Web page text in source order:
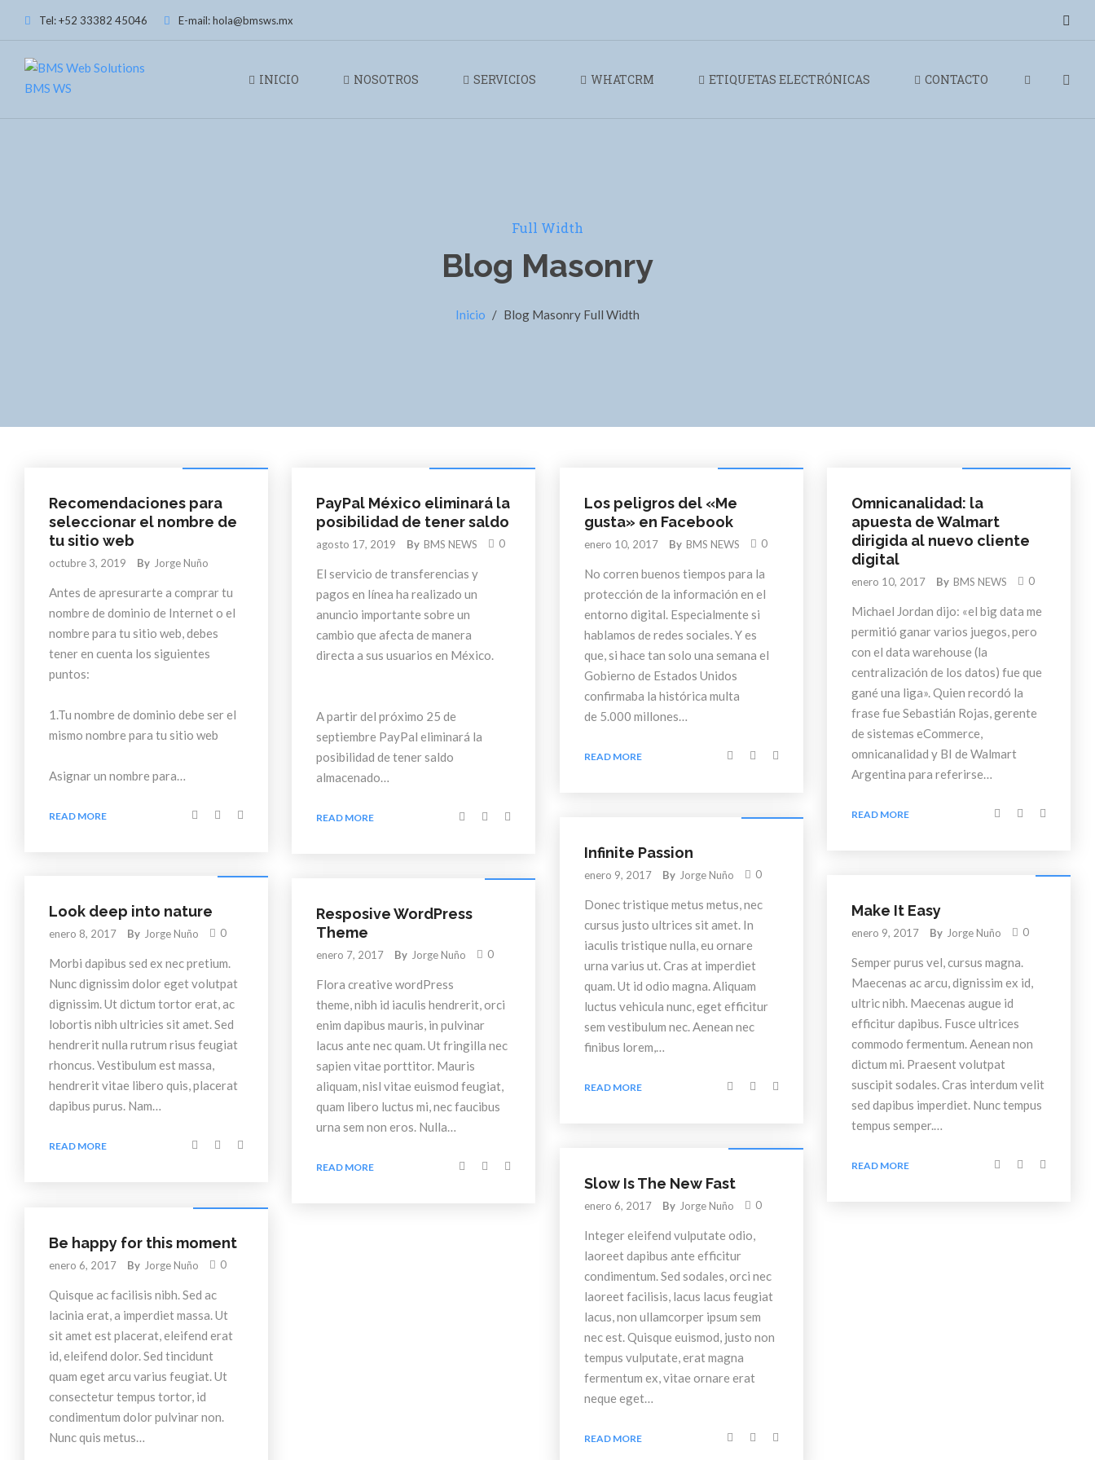
Tel: +52 33382 45046 E-mail: hola@bmsws.mx
INICIO NOSOTROS SERVICIOS WHATCRM ETIQUETAS ELECTRÓNICAS CONTACTO
Full Width
Blog Masonry
Inicio / Blog Masonry Full Width
Recomendaciones para
seleccionar el nombre de
tu sitio web
octubre 3, 2019 By Jorge Nuño
Antes de apresurarte a comprar tu
nombre de dominio de Internet o el
nombre para tu sitio web, debes
tener en cuenta los siguientes
puntos:
1.Tu nombre de dominio debe ser el
mismo nombre para tu sitio web
Asignar un nombre para…
READ MORE
PayPal México eliminará la
posibilidad de tener saldo
agosto 17, 2019 By BMS NEWS 0
El servicio de transferencias y
pagos en línea ha realizado un
anuncio importante sobre un
cambio que afecta de manera
directa a sus usuarios en México.
A partir del próximo 25 de
septiembre PayPal eliminará la
posibilidad de tener saldo
almacenado…
READ MORE
Los peligros del «Me
gusta» en Facebook
enero 10, 2017 By BMS NEWS 0
No corren buenos tiempos para la
protección de la información en el
entorno digital. Especialmente si
hablamos de redes sociales. Y es
que, si hace tan solo una semana el
Gobierno de Estados Unidos
confirmaba la histórica multa
de 5.000 millones…
READ MORE
Omnicanalidad: la
apuesta de Walmart
dirigida al nuevo cliente
digital
enero 10, 2017 By BMS NEWS 0
Michael Jordan dijo: «el big data me
permitió ganar varios juegos, pero
con el data warehouse (la
centralización de los datos) fue que
gané una liga». Quien recordó la
frase fue Sebastián Rojas, gerente
de sistemas eCommerce,
omnicanalidad y BI de Walmart
Argentina para referirse…
READ MORE
Infinite Passion
enero 9, 2017 By Jorge Nuño 0
Donec tristique metus metus, nec
cursus justo ultrices sit amet. In
iaculis tristique nulla, eu ornare
urna varius ut. Cras at imperdiet
quam. Ut id odio magna. Aliquam
luctus vehicula nunc, eget efficitur
sem vestibulum nec. Aenean nec
finibus lorem,…
READ MORE
Make It Easy
enero 9, 2017 By Jorge Nuño 0
Semper purus vel, cursus magna.
Maecenas ac arcu, dignissim ex id,
ultric nibh. Maecenas augue id
efficitur dapibus. Fusce ultrices
commodo fermentum. Aenean non
dictum mi. Praesent volutpat
suscipit sodales. Cras interdum velit
sed dapibus imperdiet. Nunc tempus
tempus semper.…
READ MORE
Look deep into nature
enero 8, 2017 By Jorge Nuño 0
Morbi dapibus sed ex nec pretium.
Nunc dignissim dolor eget volutpat
dignissim. Ut dictum tortor erat, ac
lobortis nibh ultricies sit amet. Sed
hendrerit nulla rutrum risus feugiat
rhoncus. Vestibulum est massa,
hendrerit vitae libero quis, placerat
dapibus purus. Nam…
READ MORE
Resposive WordPress
Theme
enero 7, 2017 By Jorge Nuño 0
Flora creative wordPress
theme, nibh id iaculis hendrerit, orci
enim dapibus mauris, in pulvinar
lacus ante nec quam. Ut fringilla nec
sapien vitae porttitor. Mauris
aliquam, nisl vitae euismod feugiat,
quam libero luctus mi, nec faucibus
urna sem non eros. Nulla…
READ MORE
Slow Is The New Fast
enero 6, 2017 By Jorge Nuño 0
Integer eleifend vulputate odio,
laoreet dapibus ante efficitur
condimentum. Sed sodales, orci nec
laoreet facilisis, lacus lacus feugiat
lacus, non ullamcorper ipsum sem
nec est. Quisque euismod, justo non
tempus vulputate, erat magna
fermentum ex, vitae ornare erat
neque eget…
READ MORE
Be happy for this moment
enero 6, 2017 By Jorge Nuño 0
Quisque ac facilisis nibh. Sed ac
lacinia erat, a imperdiet massa. Ut
sit amet est placerat, eleifend erat
id, eleifend dolor. Sed tincidunt
quam eget arcu varius feugiat. Ut
consectetur tempus tortor, id
condimentum dolor pulvinar non.
Nunc quis metus…